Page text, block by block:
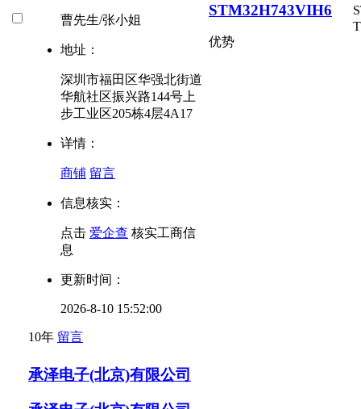
曹先生/张小姐
地址：
深圳市福田区华强北街道
华航社区振兴路144号上
步工业区205栋4层4A17
详情：
商铺 留言
信息核实：
点击 爱企查 核实工商信
息
更新时间：
2026-8-10 15:52:00
10年 留言
STM32H743VIH6
优势
承泽电子(北京)有限公司